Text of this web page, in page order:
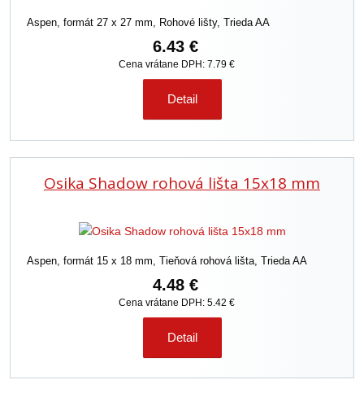
Aspen, formát 27 x 27 mm, Rohové lišty, Trieda AA
6.43 €
Cena vrátane DPH: 7.79 €
Detail
Osika Shadow rohová lišta 15x18 mm
Aspen, formát 15 x 18 mm, Tieňová rohová lišta, Trieda AA
4.48 €
Cena vrátane DPH: 5.42 €
Detail